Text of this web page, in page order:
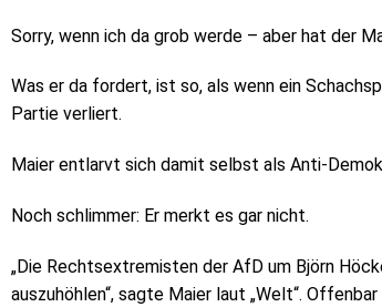
Sorry, wenn ich da grob werde – aber hat der
Was er da fordert, ist so, als wenn ein
Partie verliert.
Maier entlarvt sich damit selbst als Anti-
Noch schlimmer: Er merkt es gar nicht.
„Die Rechtsextremisten der AfD um Björn
auszuhöhlen“, sagte Maier laut „Welt“.